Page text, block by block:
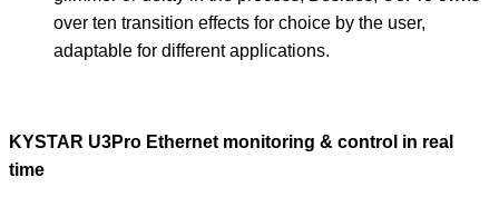
over ten transition effects for choice by the user,
adaptable for different applications.
KYSTAR U3Pro Ethernet monitoring & control in real
time